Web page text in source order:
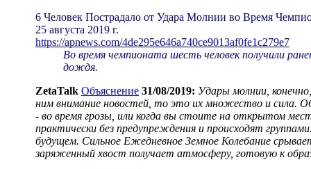
6 Человек Пострадало от Удара Молнии во Время
25 августа 2019 г.
https://apnews.com/4de295e646a740ce9013af0fe1c279e7
Во время чемпионата шесть человек получили
дождя.
ZetaTalk Объяснение 31/08/2019: Удары молнии,
ним внимание новостей, то это их множество и сила.
- во время грозы, или когда вы стоите на открытом
практически без предупреждения и происходят
будущем. Сильное Ежедневное Земное Колебание
заряженный хвост получает атмосферу, готовую к